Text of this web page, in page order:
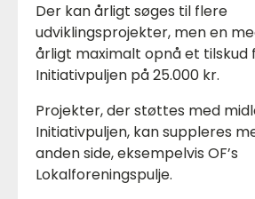
Der kan årligt søges til flere
udviklingsprojekter, men en
årligt maximalt opnå et tilskud
Initiativpuljen på 25.000 kr.
Projekter, der støttes med
Initiativpuljen, kan suppleres
anden side, eksempelvis OF’s
Lokalforeningspulje.